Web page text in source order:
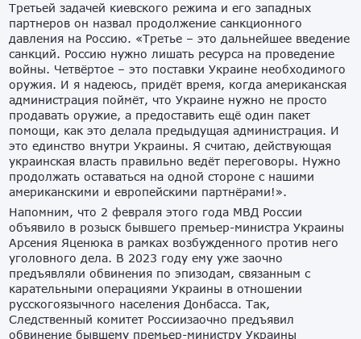
Третьей задачей киевского режима и его западных
партнеров он назвал продолжение санкционного
давления на Россию. «Третье – это дальнейшее введение
санкций. Россию нужно лишать ресурса на проведение
войны. Четвёртое – это поставки Украине необходимого
оружия. И я надеюсь, придёт время, когда американская
администрация поймёт, что Украине нужно не просто
продавать оружие, а предоставить ещё один пакет
помощи, как это делала предыдущая администрация. И
это единство внутри Украины. Я считаю, действующая
украинская власть правильно ведёт переговоры. Нужно
продолжать оставаться на одной стороне с нашими
американскими и европейскими партнёрами!».
Напомним, что 2 февраля этого года МВД России
объявило в розыск бывшего премьер-министра Украины
Арсения Яценюка в рамках возбужденного против него
уголовного дела. В 2023 году ему уже заочно
предъявляли обвинения по эпизодам, связанным с
карательными операциями Украины в отношении
русскогоязычного населения Донбасса. Так,
Следственный комитет Россиизаочно предъявил
обвинение бывшему премьер-министру Украины